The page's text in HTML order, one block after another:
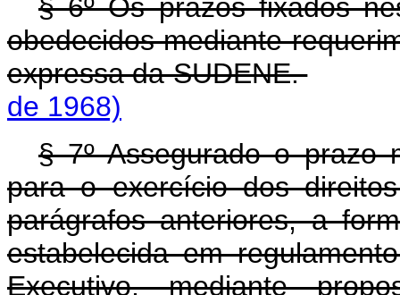
§ 6º Os prazos fixados
obedecidos mediante
expressa da SUDENE.
de 1968)
§ 7º Assegurado o prazo
para o exercício dos
parágrafos anteriores, a
estabelecida em
Executivo, mediante